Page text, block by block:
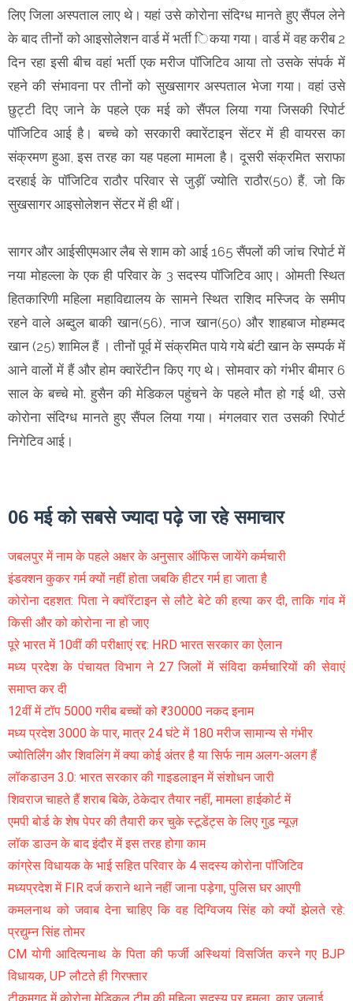
लिए जिला अस्पताल लाए थे। यहां उसे कोरोना संदिग्ध मानते हुए सैंपल लेने
के बाद तीनों को आइसोलेशन वार्ड में भर्ती िकया गया। वार्ड में वह करीब 2
दिन रहा इसी बीच वहां भर्ती एक मरीज पॉजिटिव आया तो उसके संपर्क में
रहने की संभावना पर तीनों को सुखसागर अस्पताल भेजा गया। वहां उसे
छुट्टी दिए जाने के पहले एक मई को सैंपल लिया गया जिसकी रिपोर्ट
पॉजिटिव आई है। बच्चे को सरकारी क्वारेंटाइन सेंटर में ही वायरस का
संक्रमण हुआ, इस तरह का यह पहला मामला है। दूसरी संक्रमित सराफा
दरहाई के पॉजिटिव राठौर परिवार से जुड़ीं ज्योति राठौर(50) हैं, जो कि
सुखसागर आइसोलेशन सेंटर में ही थीं।
सागर और आईसीएमआर लैब से शाम को आई 165 सैंपलों की जांच रिपोर्ट में
नया मोहल्ला के एक ही परिवार के 3 सदस्य पॉजिटिव आए। ओमती स्थित
हितकारिणी महिला महाविद्यालय के सामने स्थित राशिद मस्जिद के समीप
रहने वाले अब्दुल बाकी खान(56), नाज खान(50) और शाहबाज मोहम्मद
खान (25) शामिल हैं । तीनों पूर्व में संक्रमित पाये गये बंटी खान के सम्पर्क में
आने वालों में हैं और होम क्वारेंटीन किए गए थे। सोमवार को गंभीर बीमार 6
साल के बच्चे मो. हुसैन की मेडिकल पहुंचने के पहले मौत हो गई थी, उसे
कोरोना संदिग्ध मानते हुए सैंपल लिया गया। मंगलवार रात उसकी रिपोर्ट
निगेटिव आई।
06 मई को सबसे ज्यादा पढ़े जा रहे समाचार
जबलपुर में नाम के पहले अक्षर के अनुसार ऑफिस जायेंगे कर्मचारी
इंडक्शन कुकर गर्म क्यों नहीं होता जबकि हीटर गर्म हा जाता है
कोरोना दहशत: पिता ने क्वॉरेंटाइन से लौटे बेटे की हत्या कर दी, ताकि गांव में
किसी और को कोरोना ना हो जाए
पूरे भारत में 10वीं की परीक्षाएं रद्द: HRD भारत सरकार का ऐलान
मध्य प्रदेश के पंचायत विभाग ने 27 जिलों में संविदा कर्मचारियों की सेवाएं
समाप्त कर दी
12वीं में टॉप 5000 गरीब बच्चों को ₹30000 नकद इनाम
मध्य प्रदेश 3000 के पार, मात्र 24 घंटे में 180 मरीज सामान्य से गंभीर
ज्योतिर्लिंग और शिवलिंग में क्या कोई अंतर है या सिर्फ नाम अलग-अलग हैं
लॉकडाउन 3.0: भारत सरकार की गाइडलाइन में संशोधन जारी
शिवराज चाहते हैं शराब बिके, ठेकेदार तैयार नहीं, मामला हाईकोर्ट में
एमपी बोर्ड के शेष पेपर की तैयारी कर चुके स्टूडेंट्स के लिए गुड न्यूज़
लॉक डाउन के बाद इंदौर में इस तरह होगा काम
कांग्रेस विधायक के भाई सहित परिवार के 4 सदस्य कोरोना पॉजिटिव
मध्यप्रदेश में FIR दर्ज कराने थाने नहीं जाना पड़ेगा, पुलिस घर आएगी
कमलनाथ को जवाब देना चाहिए कि वह दिग्विजय सिंह को क्यों झेलते रहे:
प्रद्युम्न सिंह तोमर
CM योगी आदित्यनाथ के पिता की फर्जी अस्थियां विसर्जित करने गए BJP
विधायक, UP लौटते ही गिरफ्तार